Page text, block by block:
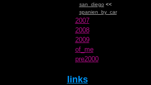
san_diego <<
spanien_by_car
2007
2008
2009
of_me
pre2000
links